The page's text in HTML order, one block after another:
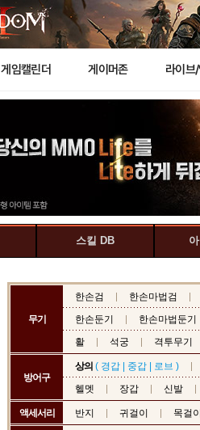
게임캘린더 게이머존 라이브
스킬 DB
무기
한손검 한손마법검
한손둔기
한손마법둔기
활
석궁 격투무기
방어구
상의 ( 경갑 중갑 로브 )
헬멧
장갑 신발
액세서리 반지 귀걸이 목걸이